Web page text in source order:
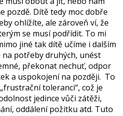
pozdě. Dítě tedy moc dobře
ohlížíte, ale zároveň ví, že
se musí podřídit. To mi
jiné tak dítě učíme i dalším
potřeby druhých, unést
překonat nechuť, odpor
a uspokojení na později. To
toleranci“, což je
jedince vůči zátěži,
oddálení požitku atd. Tuto